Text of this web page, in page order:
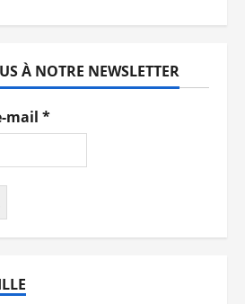
À NOTRE NEWSLETTER
mail *